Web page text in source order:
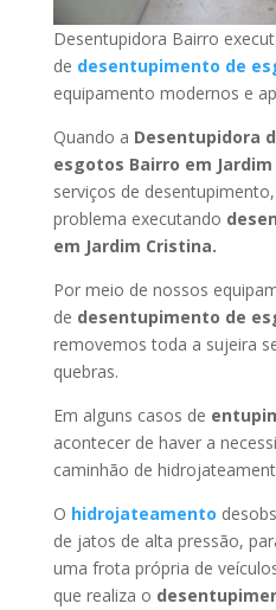
Desentupidora Bairro
de desentupimento de
equipamento modernos e
Quando a Desentupidora
esgotos Bairro em
serviços de
problema executando
em Jardim Cristina.
Por meio de nossos
de desentupimento de
removemos toda a sujeira
quebras.
Em alguns casos de
acontecer de haver a
caminhão de
O hidrojateamento
de jatos de alta pressão,
uma frota própria de
que realiza o